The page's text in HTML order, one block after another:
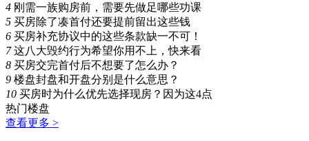
4 刚需一族购房前，需要先做足哪些功课
5 买房除了凑首付还要提前留出这些钱
6 买房补充协议中的这些条款缺一不可！
7 这八大毁约行为希望你用不上，快来看
8 买房交完首付后不想要了怎么办？
9 楼盘封盘和开盘分别是什么意思？
10 买房时为什么优先选择现房？因为这4点
热门楼盘
查看更多 >